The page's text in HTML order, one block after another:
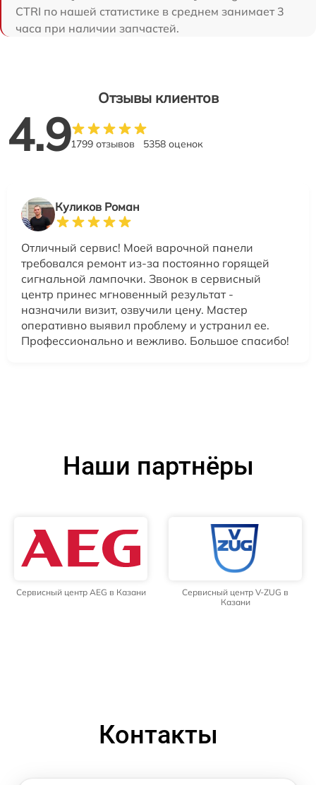
CTRI по нашей статистике в среднем занимает 3
часа при наличии запчастей.
Отзывы клиентов
4.91799 отзывов 5358 оценок
Куликов Роман
Отличный сервис! Моей варочной панели
требовался ремонт из-за постоянно горящей
сигнальной лампочки. Звонок в сервисный
центр принес мгновенный результат -
назначили визит, озвучили цену. Мастер
оперативно выявил проблему и устранил ее.
Профессионально и вежливо. Большое спасибо!
Наши партнёры
Сервисный центр AEG в Казани
Сервисный центр V-ZUG в
Казани
Контакты